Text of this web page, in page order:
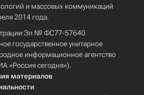
и массовых коммуникаций
2014 года.
Эл № ФС77-57640
государственное унитарное
информационное агентство
«Россия сегодня»).
материалов